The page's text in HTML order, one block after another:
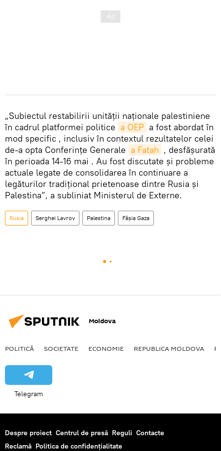
„Subiectul restabilirii unității naționale palestiniene
în cadrul platformei politice a OEP a fost abordat în
mod specific , inclusiv în contextul rezultatelor celei
de-a opta Conferințe Generale a Fatah , desfășurată
în perioada 14-16 mai . Au fost discutate și probleme
actuale legate de consolidarea în continuare a
legăturilor tradițional prietenoase dintre Rusia și
Palestina”, a subliniat Ministerul de Externe.
Rusia Serghei Lavrov Palestina Fâșia Gaza
Moldova
POLITICĂ SOCIETATE ECONOMIE REPUBLICA MOLDOVA
Telegram
Despre proiect Centrul de presă Reguli Contacte
Reclamă Politica de confidențialitate